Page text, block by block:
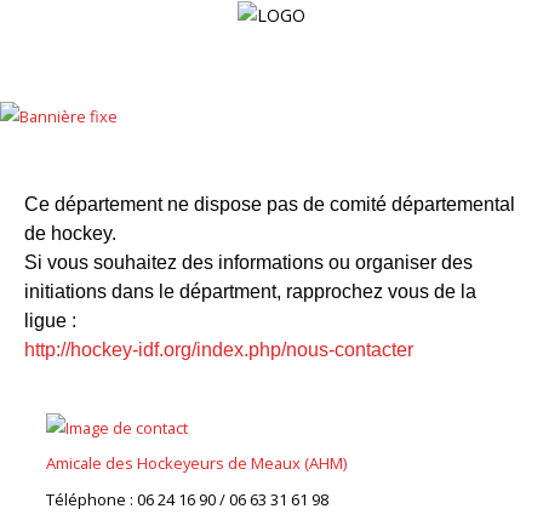
Accueil
Ligue
Clubs
Calendrier
Documents
Ce département ne dispose pas de comité départemental
de hockey.
Si vous souhaitez des informations ou organiser des
initiations dans le départment, rapprochez vous de la
ligue :
http://hockey-idf.org/index.php/nous-contacter
Amicale des Hockeyeurs de Meaux (AHM)
Téléphone : 06 24 16 90 / 06 63 31 61 98